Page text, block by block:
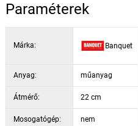
Paraméterek
Márka: Banquet
Anyag: műanyag
Átmérő: 22 cm
Mosogatógép: nem